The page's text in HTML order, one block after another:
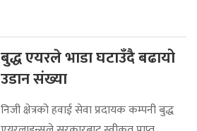
बुद्ध एयरले भाडा घटाउँदै बढायो
उडान संख्या
निजी क्षेत्रको हवाई सेवा प्रदायक कम्पनी बुद्ध